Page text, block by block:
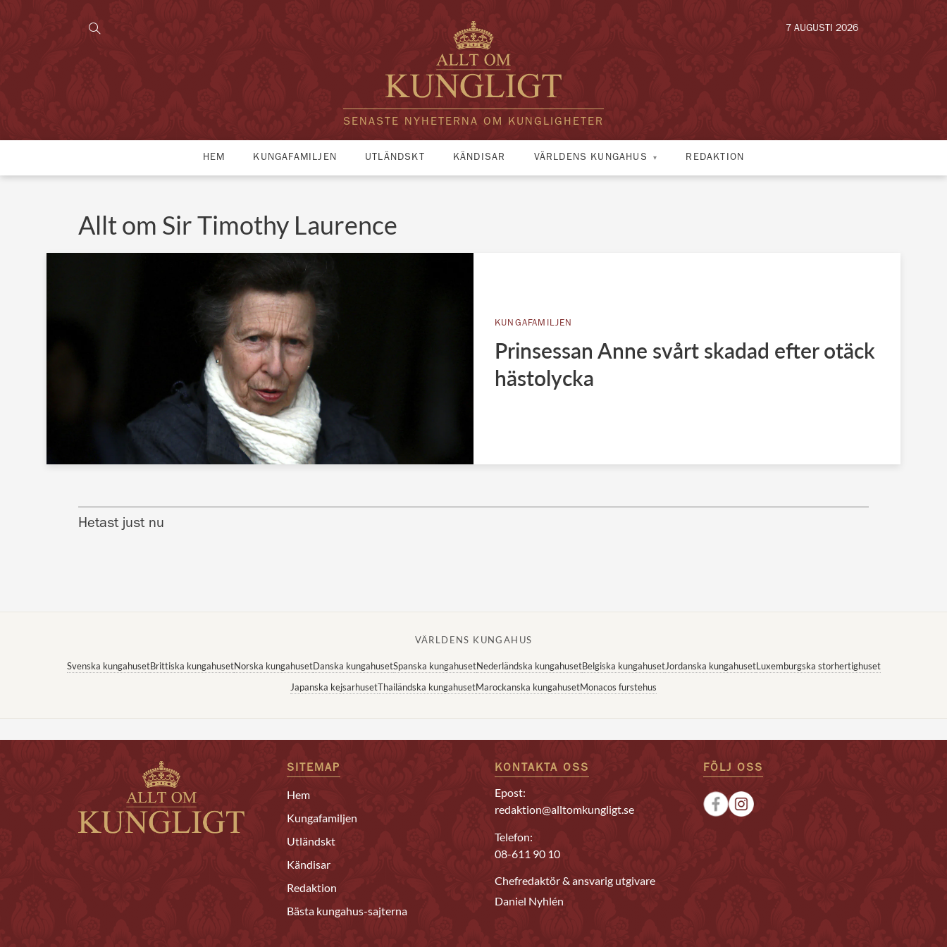
SENASTE NYHETERNA OM KUNGLIGHETER
7 AUGUSTI 2026
HEM KUNGAFAMILJEN UTLÄNDSKT KÄNDISAR VÄRLDENS KUNGAHUS REDAKTION
Allt om Sir Timothy Laurence
KUNGAFAMILJEN
Prinsessan Anne svårt skadad efter otäck
hästolycka
Hetast just nu
VÄRLDENS KUNGAHUS
Svenska kungahusetBrittiska kungahusetNorska kungahusetDanska kungahusetSpanska kungahusetNederländska kungahusetBelgiska kungahusetJordanska kungahusetLuxemburgska storhertighuset
Japanska kejsarhusetThailändska kungahusetMarockanska kungahusetMonacos furstehus
SITEMAP
Hem
Kungafamiljen
Utländskt
Kändisar
Redaktion
Bästa kungahus-sajterna
KONTAKTA OSS
Epost:
redaktion@alltomkungligt.se
Telefon:
08-611 90 10
Chefredaktör & ansvarig utgivare
Daniel Nyhlén
FÖLJ OSS